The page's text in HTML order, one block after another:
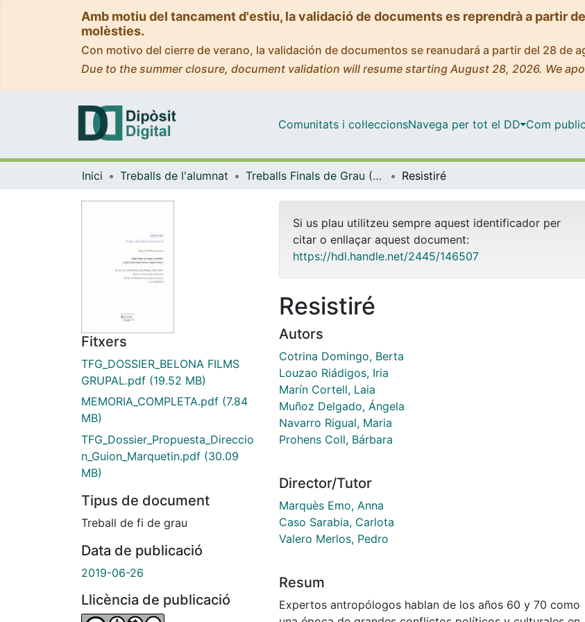
Amb motiu del tancament d'estiu, la validació de documents es reprendrà a partir
molèsties.
Con motivo del cierre de verano, la validación de documentos se reanudará a partir del 28 de
Due to the summer closure, document validation will resume starting August 28, 2026. We
Comunitats i col·leccionsNavega per tot el DD Com
Inici Treballs de l'alumnat Treballs Finals de Grau (TFG) - Comunicació Audiovisual Resistiré
Fitxers
TFG_DOSSIER_BELONA FILMS
GRUPAL.pdf (19.52 MB)
MEMORIA_COMPLETA.pdf (7.84
MB)
TFG_Dossier_Propuesta_Direccio
n_Guion_Marquetin.pdf (30.09
MB)
Tipus de document
Treball de fi de grau
Data de publicació
2019-06-26
Llicència de publicació
Si us plau utilitzeu sempre aquest identificador per
citar o enllaçar aquest document:
https://hdl.handle.net/2445/146507
Resistiré
Autors
Cotrina Domingo, Berta
Louzao Riádigos, Iria
Marín Cortell, Laia
Muñoz Delgado, Ángela
Navarro Rigual, Maria
Prohens Coll, Bárbara
Director/Tutor
Marquès Emo, Anna
Caso Sarabia, Carlota
Valero Merlos, Pedro
Resum
Expertos antropólogos hablan de los años 60 y 70 como